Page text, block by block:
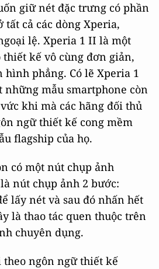
giữ nét đặc trưng có phần
tất cả các dòng Xperia,
lệ. Xperia 1 II là một
kế vô cùng đơn giản,
phẳng. Có lẽ Xperia 1
mẫu smartphone còn
khi mà các hãng đối thủ
ngữ thiết kế cong mềm
flagship của họ.
có một nút chụp ảnh
nút chụp ảnh 2 bước:
lấy nét và sau đó nhấn hết
là thao tác quen thuộc trên
chuyên dụng.
ngôn ngữ thiết kế